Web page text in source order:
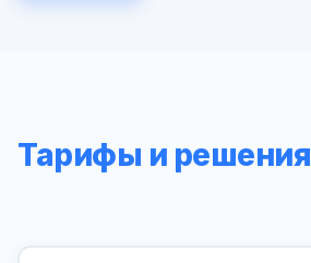
Тарифы и решения